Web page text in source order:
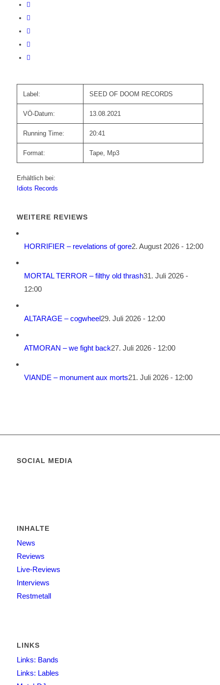
Label: SEED OF DOOM RECORDS
VÖ-Datum: 13.08.2021
Running Time: 20:41
Format: Tape, Mp3
Erhältlich bei:
Idiots Records
WEITERE REVIEWS
HORRIFIER – revelations of gore2. August 2026 - 12:00
MORTAL TERROR – filthy old thrash31. Juli 2026 -
12:00
ALTARAGE – cogwheel29. Juli 2026 - 12:00
ATMORAN – we fight back27. Juli 2026 - 12:00
VIANDE – monument aux morts21. Juli 2026 - 12:00
SOCIAL MEDIA
INHALTE
News
Reviews
Live-Reviews
Interviews
Restmetall
LINKS
Links: Bands
Links: Lables